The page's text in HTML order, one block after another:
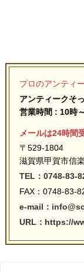
プロのアンティ
アンティークそ
営業時間 : 10時
メールは24時間
〒529-1804
滋賀県甲賀市信
TEL：0748-83-
FAX：0748-83-
e-mail：
URL：https://